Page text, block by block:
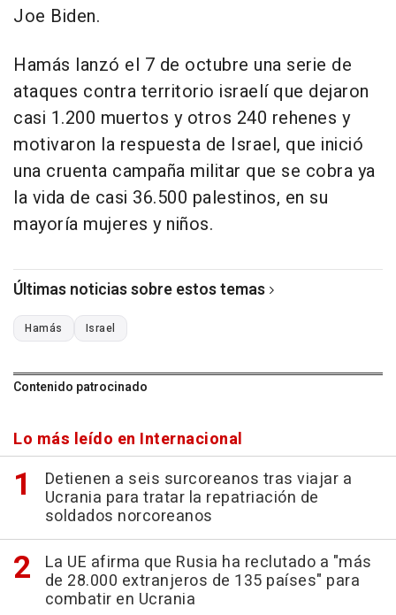
Joe Biden.
Hamás lanzó el 7 de octubre una serie de
ataques contra territorio israelí que dejaron
casi 1.200 muertos y otros 240 rehenes y
motivaron la respuesta de Israel, que inició
una cruenta campaña militar que se cobra ya
la vida de casi 36.500 palestinos, en su
mayoría mujeres y niños.
Últimas noticias sobre estos temas
Hamás Israel
Contenido patrocinado
Lo más leído en Internacional
Detienen a seis surcoreanos tras viajar a
Ucrania para tratar la repatriación de
soldados norcoreanos
La UE afirma que Rusia ha reclutado a "más
de 28.000 extranjeros de 135 países" para
combatir en Ucrania